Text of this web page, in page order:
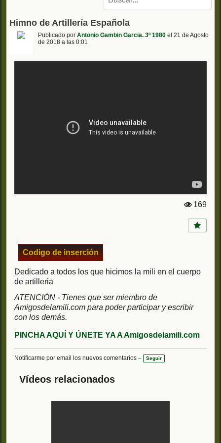
Himno de Artillería Española
Publicado por Antonio Gambin Garcia. 3º 1980 el 21 de Agosto
de 2018 a las 0:01
st
169
Codigo de inserción
Dedicado a todos los que hicimos la mili en el cuerpo
de artilleria
ATENCIÓN - Tienes que ser miembro de
Amigosdelamili.com para poder participar y escribir
con los demás.
PINCHA AQUÍ Y ÚNETE YA A Amigosdelamili.com
Notificarme por email los nuevos comentarios – Seguir
Vídeos relacionados